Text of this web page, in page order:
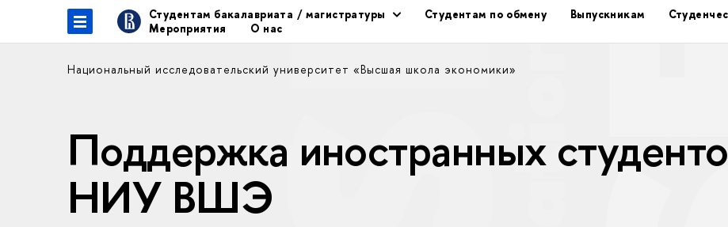
Студентам бакалавриата / магистратуры Студентам по обмену Выпускникам
Мероприятия
О нас
Национальный исследовательский университет «Высшая школа экономики»
Поддержка иностранных
НИУ ВШЭ